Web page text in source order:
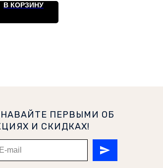
В КОРЗИНУ
ПЕРВЫМИ ОБ
И СКИДКАХ!